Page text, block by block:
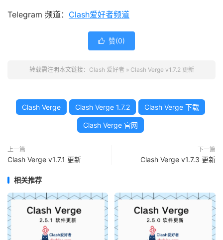
Telegram 频道： Clash爱好者频道
 赞(0)
转载需注明本文链接： Clash 爱好者 » Clash Verge v1.7.2 更新
Clash Verge Clash Verge 1.7.2 Clash Verge 下载
Clash Verge 官网
上一篇
Clash Verge v1.7.1 更新
下一篇
Clash Verge v1.7.3 更新
相关推荐